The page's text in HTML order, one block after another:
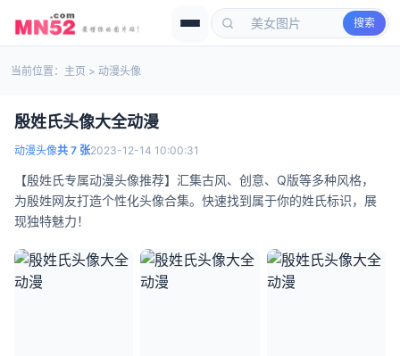
搜索
当前位置： 主页 > 动漫头像
殷姓氏头像大全动漫
动漫头像共 7 张2023-12-14 10:00:31
【殷姓氏专属动漫头像推荐】汇集古风、创意、Q版等多种风格，
为殷姓网友打造个性化头像合集。快速找到属于你的姓氏标识，展
现独特魅力！